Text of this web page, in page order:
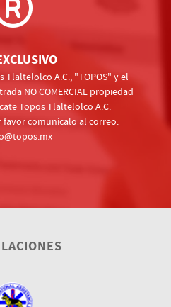
Tlaltelolco A.C., "TOPOS" y el
NO COMERCIAL propiedad
Topos Tlaltelolco A.C.
comunícalo al correo: